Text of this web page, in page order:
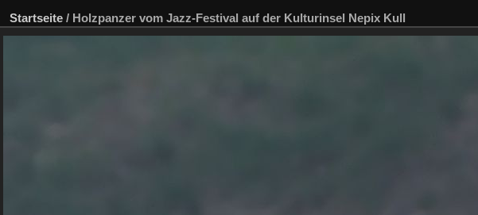
Startseite / Holzpanzer vom Jazz-Festival auf der Kulturinsel Nepix Kull